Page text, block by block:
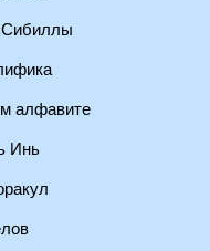
Сибиллы
алфавите
Инь